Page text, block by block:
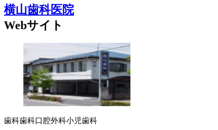
横山歯科医院
Webサイト
歯科歯科口腔外科小児歯科